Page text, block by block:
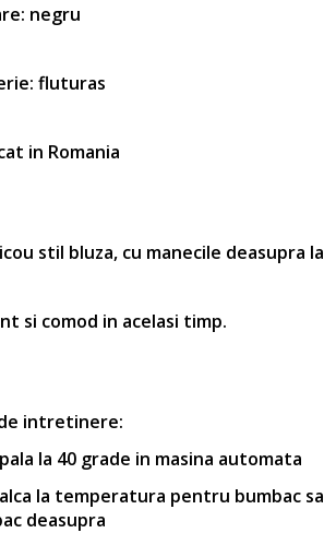
negru
fluturas
in Romania
stil bluza, cu manecile
si comod in acelasi timp.
intretinere:
la 40 grade in masina automata
la temperatura pentru bumbac
deasupra